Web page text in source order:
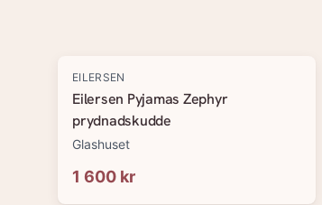
EILERSEN
Eilersen Pyjamas Zephyr
prydnadskudde
Glashuset
1 600 kr